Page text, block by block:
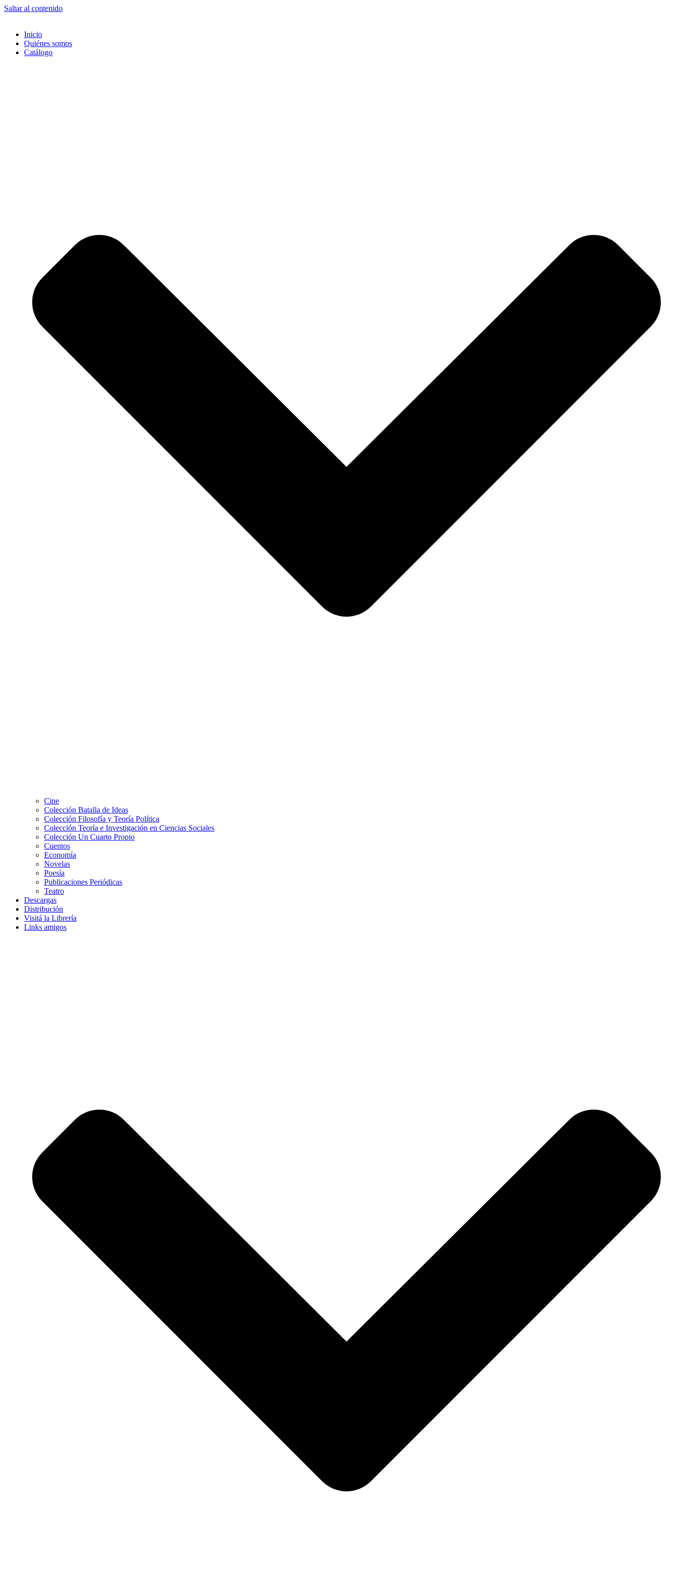
Saltar al contenido
Inicio
Quiénes somos
Catálogo
Cine
Colección Batalla de Ideas
Colección Filosofía y Teoría Política
Colección Teoría e Investigación en Ciencias Sociales
Colección Un Cuarto Propio
Cuentos
Economía
Novelas
Poesía
Publicaciones Periódicas
Teatro
Descargas
Distribución
Visitá la Librería
Links amigos